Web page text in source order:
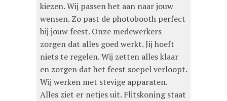
kiezen. Wij passen het aan naar jouw
wensen. Zo past de photobooth perfect
bij jouw feest. Onze medewerkers
zorgen dat alles goed werkt. Jij hoeft
niets te regelen. Wij zetten alles klaar
en zorgen dat het feest soepel verloopt.
Wij werken met stevige apparaten.
Alles ziet er netjes uit. Flitskoning staat